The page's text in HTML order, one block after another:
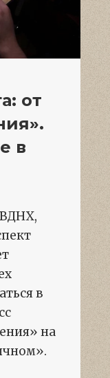
от
в
ВДНХ,
в
на